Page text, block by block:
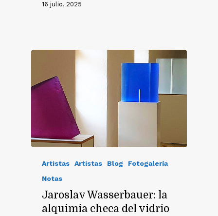
16 julio, 2025
Artistas Artistas Blog
Fotogalería
Notas
Jaroslav Wasserbauer: la
alquimia checa del vidrio